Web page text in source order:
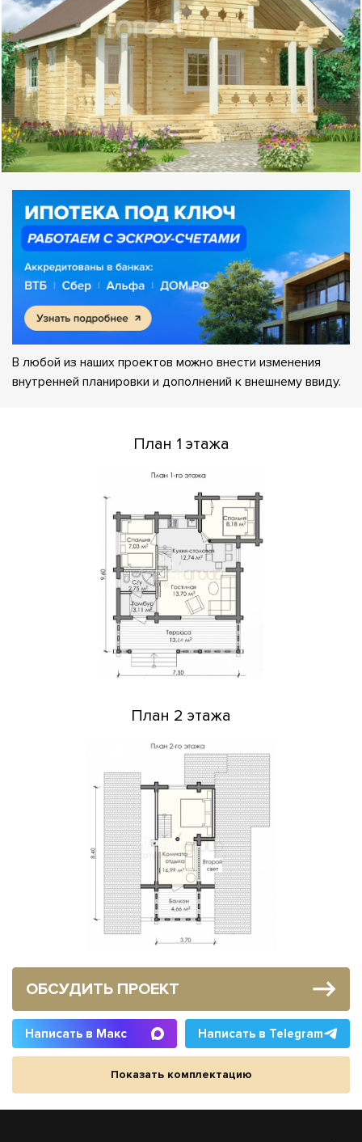
В любой из наших проектов можно внести изменения
внутренней планировки и дополнений к внешнему ввиду.
План 1 этажа
План 2 этажа
ОБСУДИТЬ ПРОЕКТ
Написать в Макс Написать в Telegram
Показать комплектацию